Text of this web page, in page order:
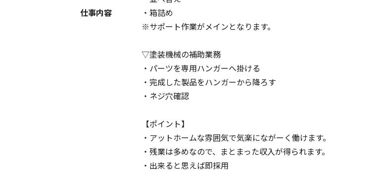
仕事内容
・箱詰め
※サポート作業がメインとなります。
▽塗装機械の補助業務
・パーツを専用ハンガーへ掛ける
・完成した製品をハンガーから降ろす
・ネジ穴確認
【ポイント】
・アットホームな雰囲気で気楽にながーく働けます。
・残業は多めなので、まとまった収入が得られます。
・出来ると思えば即採用